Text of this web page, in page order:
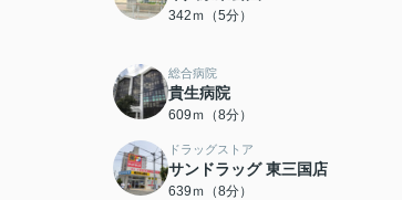
342ｍ（5分）
総合病院
貴生病院
609ｍ（8分）
ドラッグストア
サンドラッグ 東三国店
639ｍ（8分）